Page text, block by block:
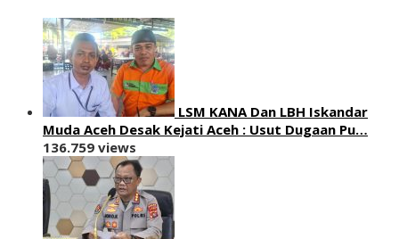
LSM KANA Dan LBH Iskandar
Muda Aceh Desak Kejati Aceh : Usut Dugaan Pu…
136.759 views